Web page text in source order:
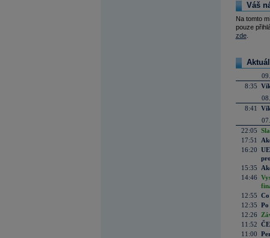
Váš
Na tomto
pouze
zde.
8:35
8:41
22:05
17:51
16:20
15:35
14:46
12:55
12:35
12:26
11:52
11:00